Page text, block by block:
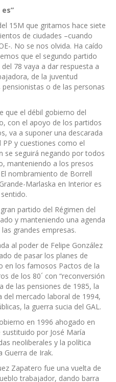
15M que gritamos hace siete
de ciudades –cuando
. No se nos olvida. Ha caído
que el segundo partido
78 vaya a dar respuesta a
de la juventud
o de las personas
que el débil gobierno del
con el apoyo de los partidos
va a suponer una descarada
y cuestiones como el
se seguirá negando por todos
manteniendo a los presos
nombramiento de Borrell
Marlaska en Interior es
partido del Régimen del
y manteniendo una agenda
grandes empresas.
al poder de Felipe González
de pasar los planes de
en los famosos Pactos de la
de los 80´ con “reconversión
de las pensiones de 1985, la
mercado laboral de 1994,
la guerra sucia del GAL.
en 1996 ahogado en
por José María
neoliberales y la política
Guerra de Irak.
Zapatero fue una vuelta de
trabajador, dando barra